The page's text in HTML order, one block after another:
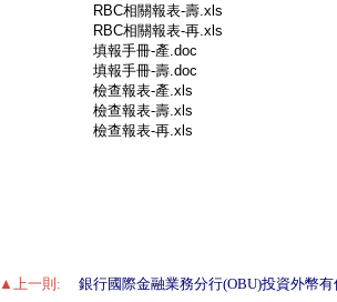
RBC相關報表-壽.xls
RBC相關報表-再.xls
填報手冊-產.doc
填報手冊-壽.doc
檢查報表-產.xls
檢查報表-壽.xls
檢查報表-再.xls
▲上一則: 銀行國際金融業務分行(OBU)投資外幣